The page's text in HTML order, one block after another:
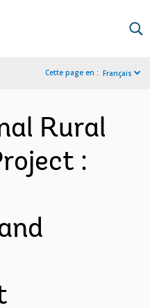
Cette page en : Français
Rural
: